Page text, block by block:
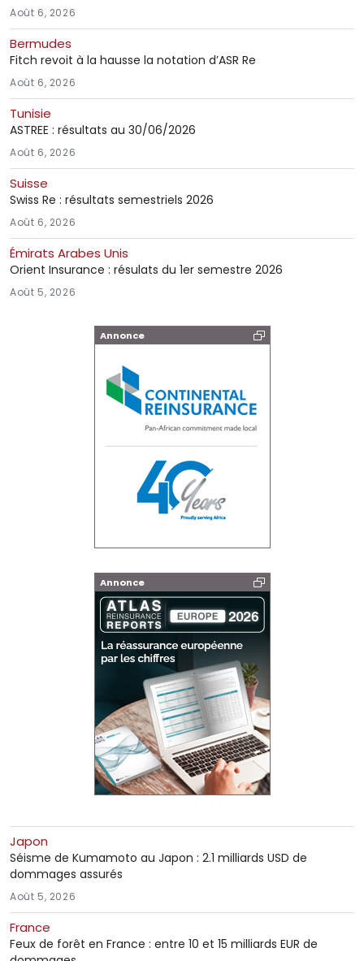
Août 6, 2026
Bermudes
Fitch revoit à la hausse la notation d’ASR Re
Août 6, 2026
Tunisie
ASTREE : résultats au 30/06/2026
Août 6, 2026
Suisse
Swiss Re : résultats semestriels 2026
Août 6, 2026
Émirats Arabes Unis
Orient Insurance : résulats du 1er semestre 2026
Août 5, 2026
Annonce
Annonce
Japon
Séisme de Kumamoto au Japon : 2.1 milliards USD de
dommages assurés
Août 5, 2026
France
Feux de forêt en France : entre 10 et 15 milliards EUR de